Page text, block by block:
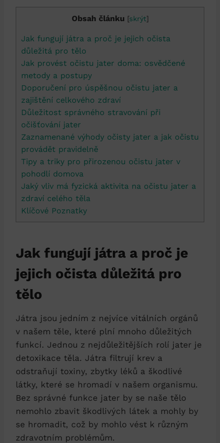
Obsah článku [skrýt]
Jak fungují játra a proč⁢ je jejich očista
důležitá‍ pro tělo
Jak‍ provést očistu jater ⁤doma: osvědčené
metody a postupy
Doporučení pro úspěšnou očistu jater a
zajištění celkového zdraví
Důležitost správného stravování ⁣při‌
očišťování jater
Zaznamenané výhody⁤ očisty jater a jak očistu
provádět pravidelně
Tipy a triky⁣ pro‌ přirozenou očistu jater v
pohodlí domova
Jaký vliv ⁣má fyzická​ aktivita na‌ očistu jater a
zdraví celého těla
Klíčové‍ Poznatky
Jak fungují játra a proč⁢ je
jejich očista důležitá‍ pro
tělo
Játra jsou jedním ‌z nejvíce vitálních orgánů⁢
v​ našem těle, které plní mnoho důležitých
funkcí. Jednou z nejdůležitějších rolí jater ‌je
detoxikace těla. Játra filtrují krev a
‌odstraňují toxiny, ⁤zbytky léků a škodlivé
látky, které se⁤ hromadí v⁣ našem organismu.
Bez správné funkce​ jater by se naše tělo⁤
nemohlo ⁤zbavit‌ škodlivých ⁣látek a mohly by
se hromadit, což by mohlo vést k různým⁤
zdravotním problémům.